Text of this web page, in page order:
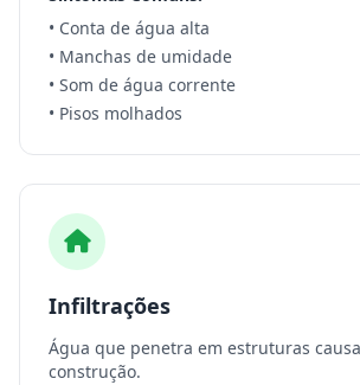
• Conta de água alta
• Manchas de umidade
• Som de água corrente
• Pisos molhados
Infiltrações
Água que penetra em estruturas
construção.